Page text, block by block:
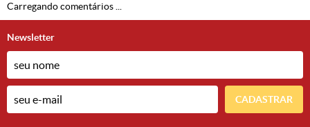
Carregando comentários ...
Newsletter
CADASTRAR